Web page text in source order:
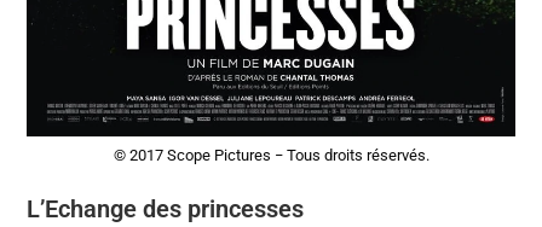
© 2017 Scope Pictures − Tous droits réservés.
L’Echange des princesses